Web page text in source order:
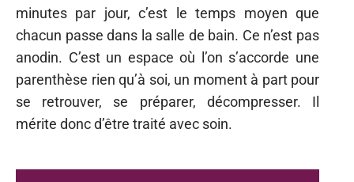
minutes par jour, c’est le temps moyen que
chacun passe dans la salle de bain. Ce n’est pas
anodin. C’est un espace où l’on s’accorde une
parenthèse rien qu’à soi, un moment à part pour
se retrouver, se préparer, décompresser. Il
mérite donc d’être traité avec soin.